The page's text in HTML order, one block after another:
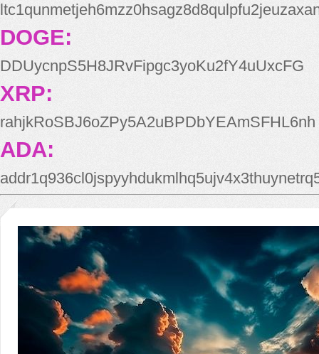
DOGE:
DDUycnpS5H8JRvFipgc3yoKu2fY4uUxcFG
XRP:
rahjkRoSBJ6oZPy5A2uBPDbYEAmSFHL6nh
ADA: